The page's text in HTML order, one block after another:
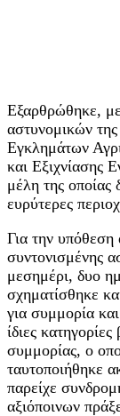
Εξαρθρώθηκε,
αστυνομικών
Εγκλημάτων
και Εξιχνίασης
μέλη της οποίας
ευρύτερες
Για την
συντονισμένης
μεσημέρι, δυο
σχηματίσθηκε
για συμμορία
ίδιες
συμμορίας, ο
ταυτοποιήθηκε
παρείχε
αξιόποινων